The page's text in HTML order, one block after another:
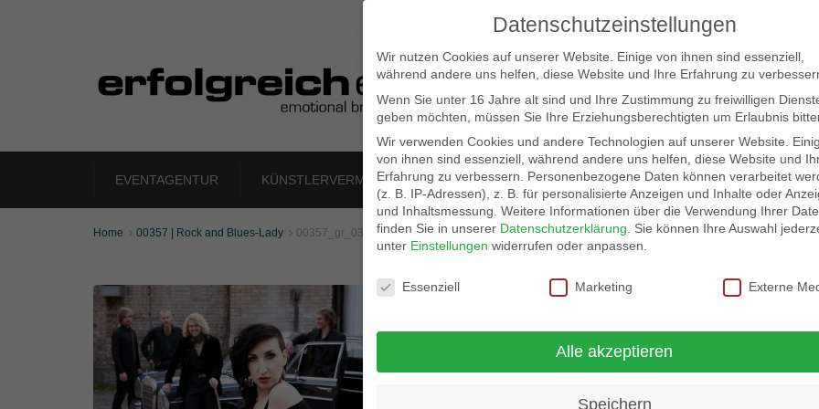
EVENTAGENTUR KÜNSTLERVERMITTLUNG LOCATION SCOUT ELB-LOCATION: PANORAMA
Home  00357 | Rock and Blues-Lady  00357_gr_03
Datenschutzeinstellungen
Wir nutzen Cookies auf unserer Website. Einige von ihnen sind essenziell,
während andere uns helfen, diese Website und Ihre Erfahrung zu
Wenn Sie unter 16 Jahre alt sind und Ihre Zustimmung zu freiwilligen
geben möchten, müssen Sie Ihre Erziehungsberechtigten um Erlaubnis
Wir verwenden Cookies und andere Technologien auf unserer Website.
von ihnen sind essenziell, während andere uns helfen, diese Website und
Erfahrung zu verbessern.
Personenbezogene Daten können verarbeitet
(z. B. IP-Adressen), z. B. für personalisierte Anzeigen und Inhalte oder
und Inhaltsmessung. Weitere Informationen über die Verwendung Ihrer
finden Sie in unserer Datenschutzerklärung
Sie können Ihre Auswahl
unter Einstellungen widerrufen oder anpassen.
Datenschutzeinstellungen
Essenziell Marketing Externe
Alle akzeptieren
Speichern